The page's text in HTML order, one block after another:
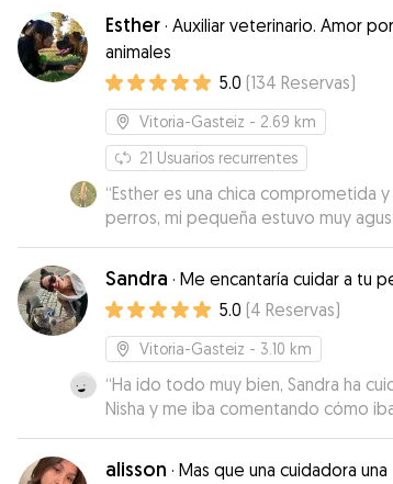
momento. Muchas gracias, Mario.
Esther · Auxiliar veterinario. Amor
animales
5.0 (134 Reservas)
Vitoria-Gasteiz - 2.69 km
21 Usuarios recurrentes
“Esther es una chica comprometida
perros, mi pequeña estuvo muy
Repetiremos seguro”
Sandra · Me encantaría cuidar a tu
5.0 (4 Reservas)
Vitoria-Gasteiz - 3.10 km
“Ha ido todo muy bien, Sandra ha
Nisha y me iba comentando cómo
un bendito, se llevará bien con
Recomendable.
alisson · Mas que una cuidadora una